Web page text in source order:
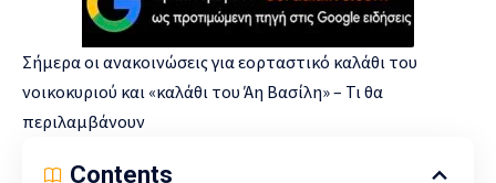
Σήμερα οι ανακοινώσεις για εορταστικό καλάθι του
νοικοκυριού και «καλάθι του Άη Βασίλη» – Τι θα
περιλαμβάνουν
Contents